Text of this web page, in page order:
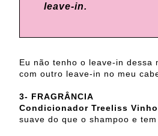
leave-in.
Eu não tenho o leave-in dessa
com outro leave-in no meu
3- FRAGRÂNCIA
Condicionador Treeliss
suave do que o shampoo e tem